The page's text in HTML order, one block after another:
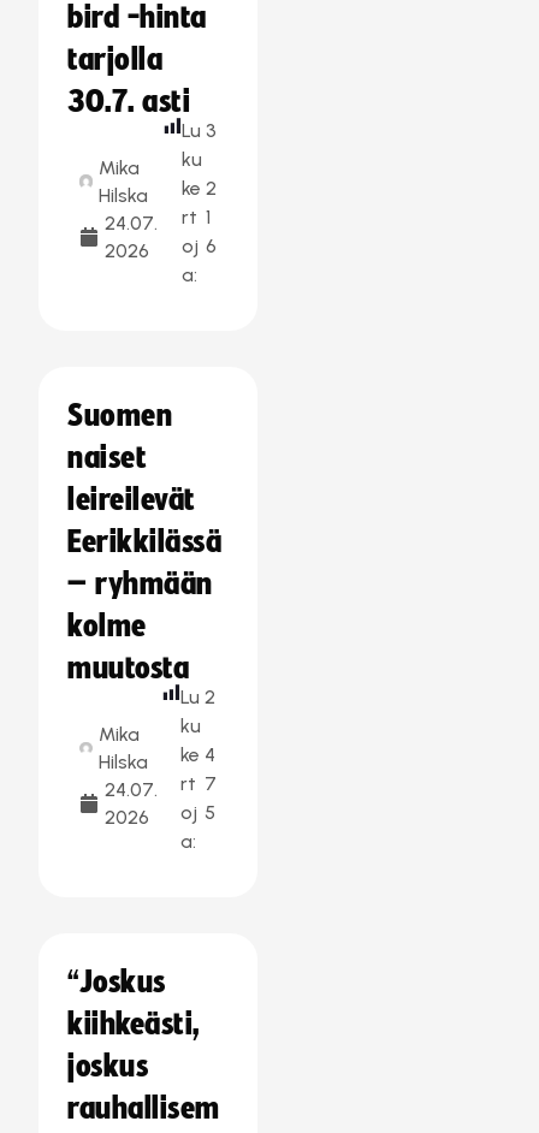
bird -hinta
tarjolla
30.7. asti
Mika
Hilska
24.07.
2026
Lu
ku
ke
rt
oj
a:
3
2
1
6
Suomen
naiset
leireilevät
Eerikkilässä
– ryhmään
kolme
muutosta
Mika
Hilska
24.07.
2026
Lu
ku
ke
rt
oj
a:
2
4
7
5
“Joskus
kiihkeästi,
joskus
rauhallisem